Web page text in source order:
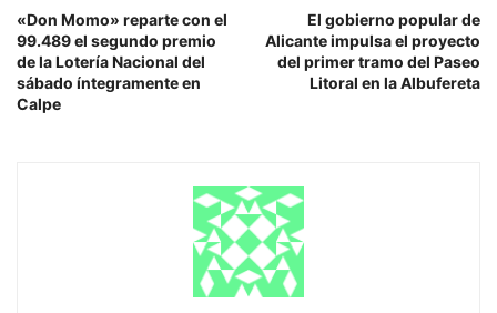
«Don Momo» reparte con el
99.489 el segundo premio
de la Lotería Nacional del
sábado íntegramente en
Calpe
El gobierno popular de
Alicante impulsa el proyecto
del primer tramo del Paseo
Litoral en la Albufereta